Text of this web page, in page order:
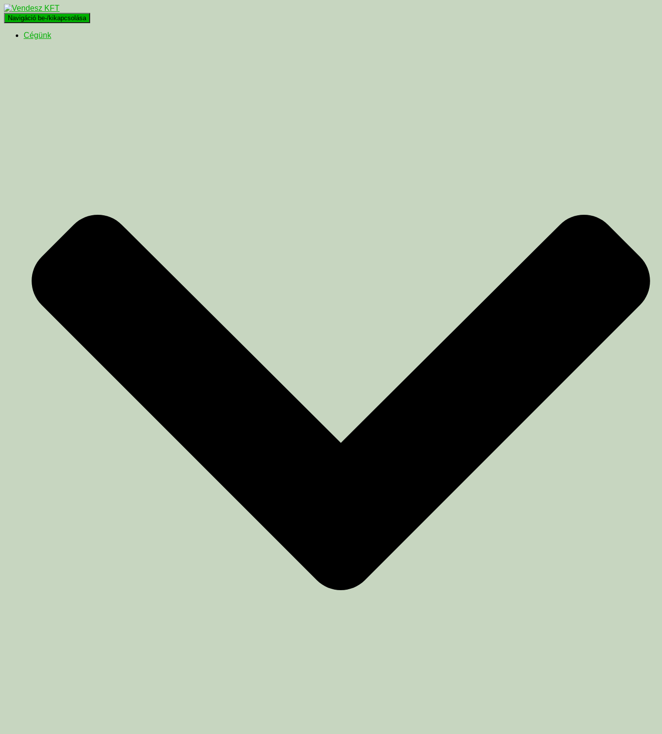
Navigáció be-/kikapcsolása
Cégünk